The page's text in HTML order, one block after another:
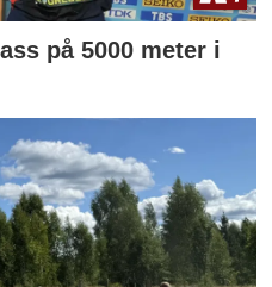
på 5000 meter i